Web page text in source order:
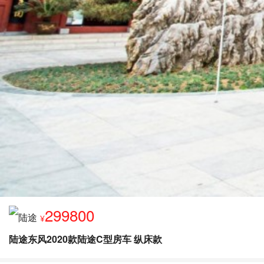
¥299800
陆途东风2020款陆途C型房车 纵床款